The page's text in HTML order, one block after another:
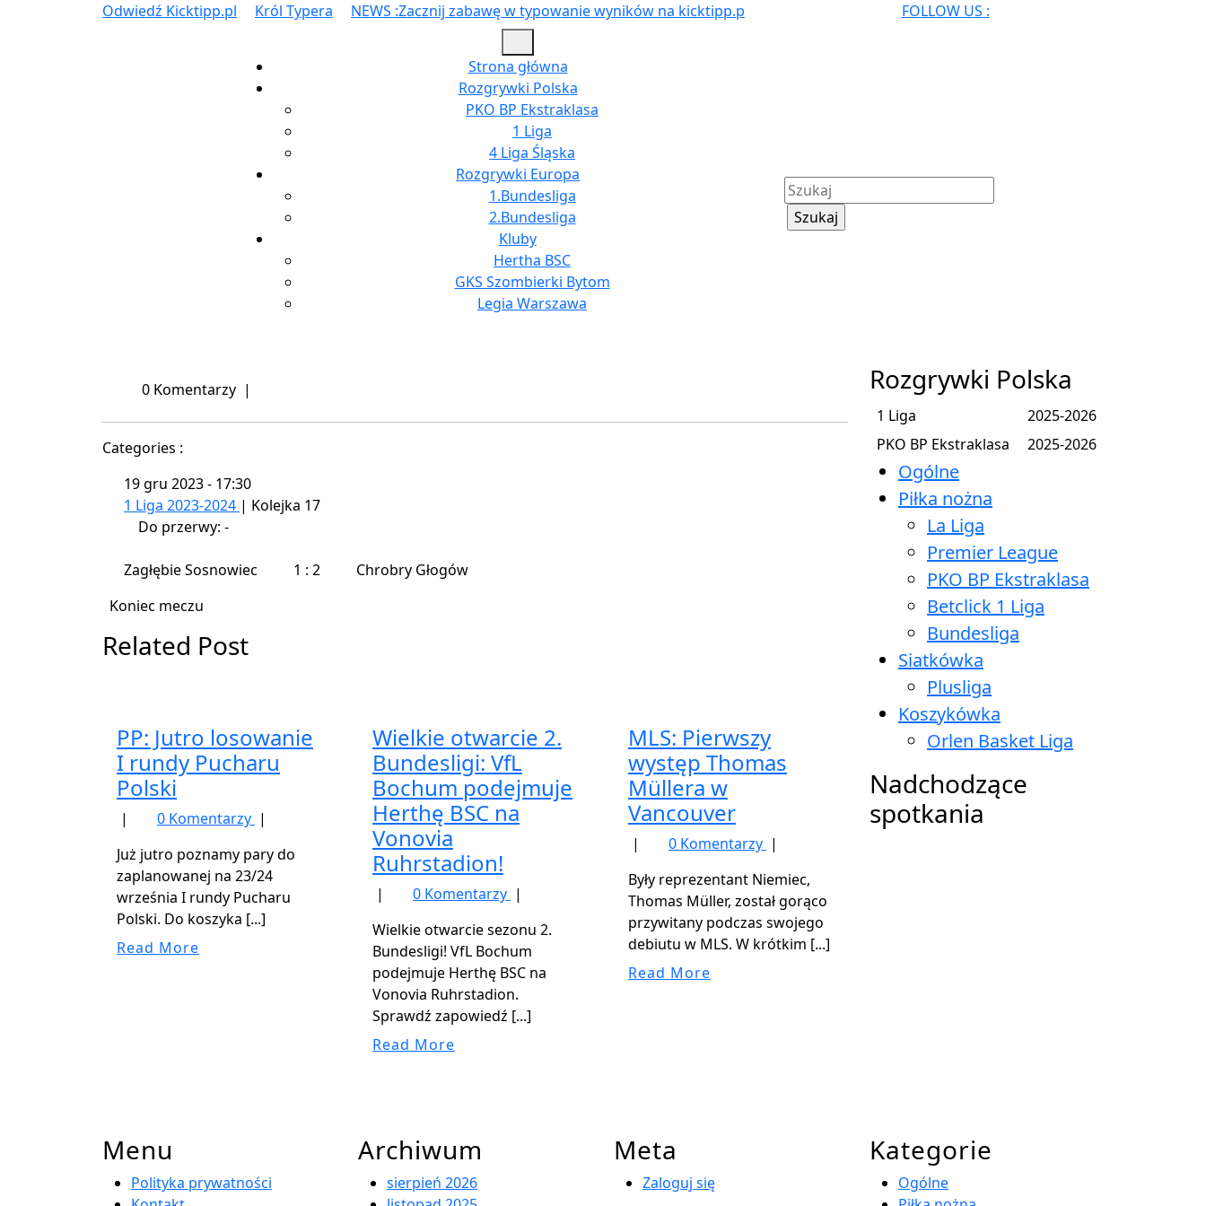
Odwiedź Kicktipp.pl Odwiedź
Król Typera KrólNEWS :Zacznij zabawę w typowanie wyników na kicktipp.p FOLLOW US :
Menu
Strona główna
Rozgrywki Polska
PKO BP Ekstraklasa
1 Liga
4 Liga Śląska
Rozgrywki Europa
1.Bundesliga
2.Bundesliga
Kluby
Hertha BSC
GKS Szombierki Bytom
Legia Warszawa
Szukaj:
My
Account
0 Komentarzy |
Categories :
19 gru 2023- 17:30
1 Liga 2023-2024 | Kolejka 17
Do przerwy: -
Zagłębie Sosnowiec 1 : 2
Chrobry Głogów
Koniec meczu
Related Post
PP: Jutro losowanie
I rundy Pucharu
Polski
| 0 Komentarzy |
Już jutro poznamy pary do
zaplanowanej na 23/24
września I rundy Pucharu
Polski. Do koszyka [...]
Read More
Wielkie otwarcie 2.
Bundesligi: VfL
Bochum podejmuje
Herthę BSC na
Vonovia
Ruhrstadion!
| 0 Komentarzy |
Wielkie otwarcie sezonu 2.
Bundesligi! VfL Bochum
podejmuje Herthę BSC na
Vonovia Ruhrstadion.
Sprawdź zapowiedź [...]
Read MoreRead
MLS: Pierwszy
występ Thomas
Müllera w
Vancouver
| 0 Komentarzy |
Były reprezentant Niemiec,
Thomas Müller, został gorąco
przywitany podczas swojego
debiutu w MLS. W krótkim [...]
Read MoreRead
Rozgrywki Polska
1 Liga
2025-2026
PKO BP Ekstraklasa
2025-2026
Ogólne
Piłka nożna
La Liga
Premier League
PKO BP Ekstraklasa
Betclick 1 Liga
Bundesliga
Siatkówka
Plusliga
Koszykówka
Orlen Basket Liga
Nadchodzące
spotkania
Menu
Polityka prywatności
Archiwum
sierpień 2026
Meta
Zaloguj się
Kategorie
Ogólne